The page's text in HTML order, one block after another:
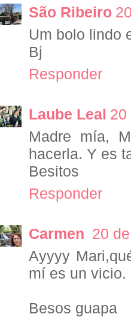
São Ribeiro
Um bolo lindo
Bj
Responder
Laube Leal 20
Madre mía,
hacerla. Y es
Besitos
Responder
Carmen 20
Ayyyy
mí es un vicio.
Besos guapa